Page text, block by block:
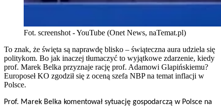
Fot. screenshot - YouTube (Onet News, naTemat.pl)
To znak, że święta są naprawdę blisko – świąteczna aura udziela się
politykom. Bo jak inaczej tłumaczyć to wyjątkowe zdarzenie, kiedy
prof. Marek Belka przyznaje rację prof. Adamowi Glapińskiemu?
Europoseł KO zgodził się z oceną szefa NBP na temat inflacji w
Polsce.
Prof. Marek Belka komentował sytuację gospodarczą w Polsce na